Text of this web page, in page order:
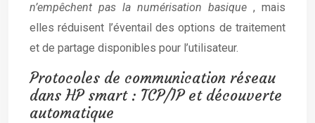
n’empêchent pas la numérisation basique , mais
elles réduisent l’éventail des options de traitement
et de partage disponibles pour l’utilisateur.
Protocoles de communication réseau
dans HP smart : TCP/IP et découverte
automatique